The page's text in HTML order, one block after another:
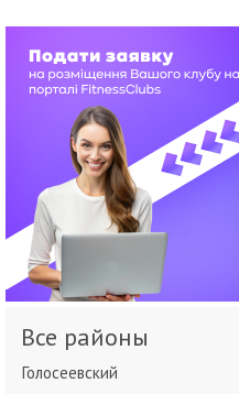
Все районы
Голосеевский